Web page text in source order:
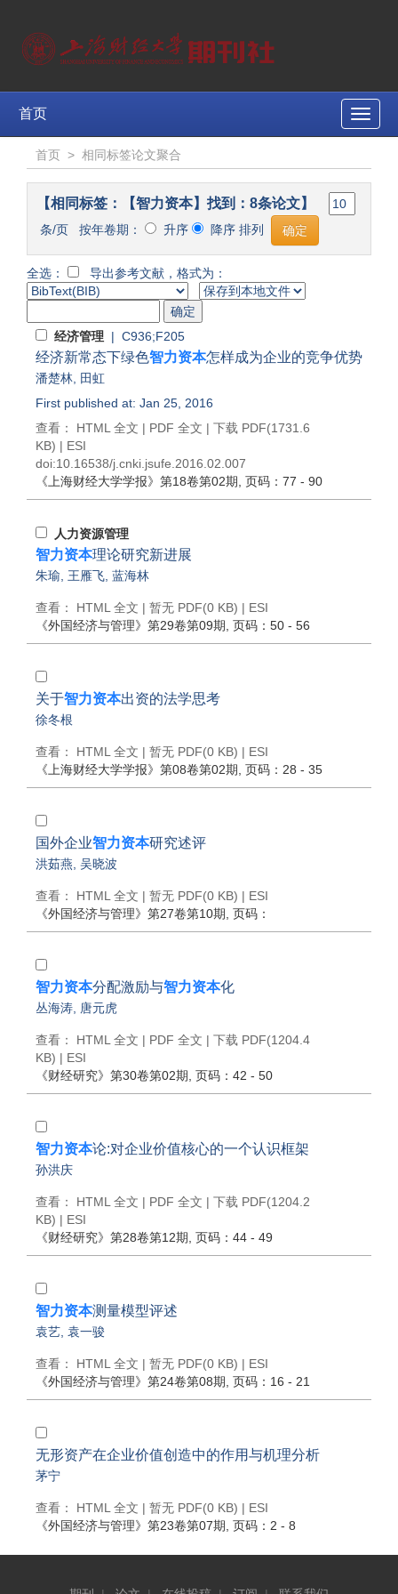
Toggle
首页
首页 > 相同标签论文聚合
【相同标签：【智力资本】找到：8条论文】
条/页 按年卷期： 升序 降序 排列
全选： 导出参考文献，格式为：
经济管理 | C936;F205
经济新常态下绿色智力资本怎样成为企业的竞争优势
潘楚林
田虹
First published at: Jan 25, 2016
查看： HTML 全文 | PDF 全文 | 下载 PDF(1731.6
KB) | ESI
doi:10.16538/j.cnki.jsufe.2016.02.007
《上海财经大学学报》 第18卷第02期 , 页码：77 - 90
人力资源管理
智力资本理论研究新进展
朱瑜 王雁飞 蓝海林
查看： HTML 全文 | 暂无 PDF(0 KB) | ESI
《外国经济与管理》 第29卷第09期 , 页码：50 - 56
关于智力资本出资的法学思考
徐冬根
查看： HTML 全文 | 暂无 PDF(0 KB) | ESI
《上海财经大学学报》 第08卷第02期 , 页码：28 - 35
国外企业智力资本研究述评
洪茹燕 吴晓波
查看： HTML 全文 | 暂无 PDF(0 KB) | ESI
《外国经济与管理》 第27卷第10期 , 页码：
智力资本分配激励与智力资本化
丛海涛 唐元虎
查看： HTML 全文 | PDF 全文 | 下载 PDF(1204.4
KB) | ESI
《财经研究》 第30卷第02期 , 页码：42 - 50
智力资本论:对企业价值核心的一个认识框架
孙洪庆
查看： HTML 全文 | PDF 全文 | 下载 PDF(1204.2
KB) | ESI
《财经研究》 第28卷第12期 , 页码：44 - 49
智力资本测量模型评述
袁艺 袁一骏
查看： HTML 全文 | 暂无 PDF(0 KB) | ESI
《外国经济与管理》 第24卷第08期 , 页码：16 - 21
无形资产在企业价值创造中的作用与机理分析
茅宁
查看： HTML 全文 | 暂无 PDF(0 KB) | ESI
《外国经济与管理》 第23卷第07期 , 页码：2 - 8